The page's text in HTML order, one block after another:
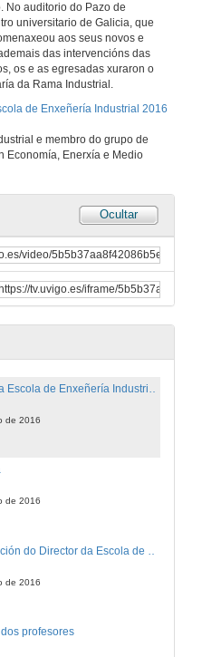
No auditorio do Pazo de
universitario de Galicia, que
aos seus novos e
das intervencións das
os e as egresadas xuraron o
da Rama Industrial.
de Enxeñería Industrial 2016
e membro do grupo de
Economía, Enerxía e Medio
Ocultar
Gala Graduación Escola Enxeñería Industrial Promoción 2012-2016. Completa
de 2016
de 2016
de 2016
profesores